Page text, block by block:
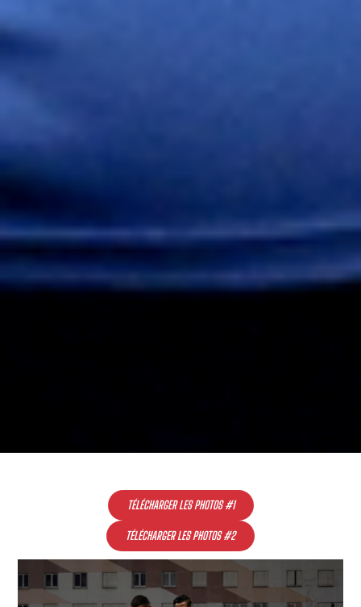
TÉLÉCHARGER LES PHOTOS #1
TÉLÉCHARGER LES PHOTOS #2